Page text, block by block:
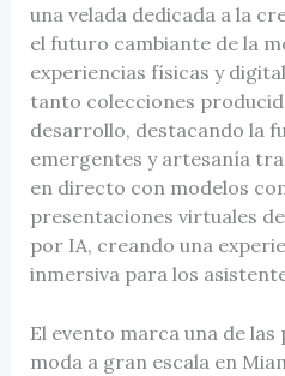
una velada dedicada a la
el futuro cambiante de la
experiencias físicas y
tanto colecciones
desarrollo, destacando la
emergentes y artesanía
en directo con modelos
presentaciones virtuales
por IA, creando una
inmersiva para los
El evento marca una de
moda a gran escala en